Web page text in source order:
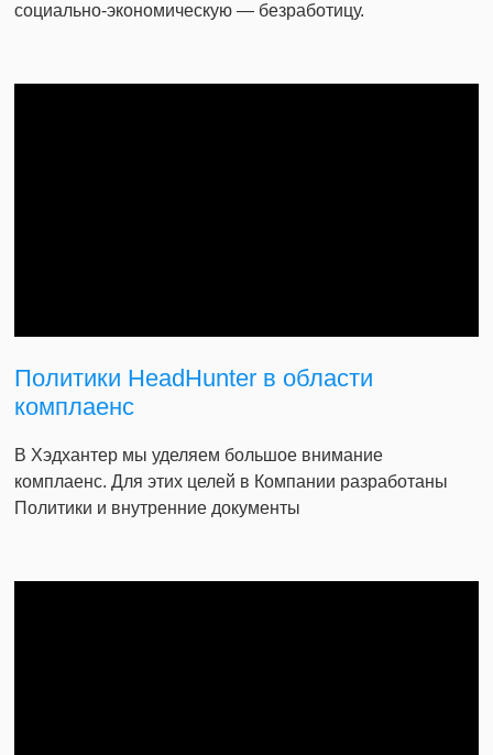
социально-экономическую — безработицу.
Политики HeadHunter в области
комплаенс
В Хэдхантер мы уделяем большое внимание
комплаенс. Для этих целей в Компании разработаны
Политики и внутренние документы